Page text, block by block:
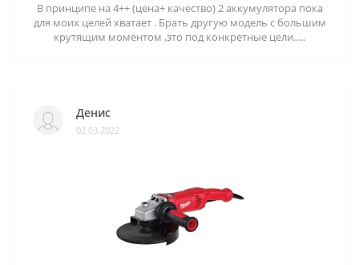
В принципе на 4++ (цена+ качество) 2 аккумулятора пока
для моих целей хватает . Брать другую модель с большим
крутящим моментом ,это под конкретные цели.....
Денис
02.03.2022